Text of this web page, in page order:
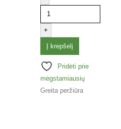
+
Į krepšelį
Pridėti prie
mėgstamiausių
Greita peržiūra